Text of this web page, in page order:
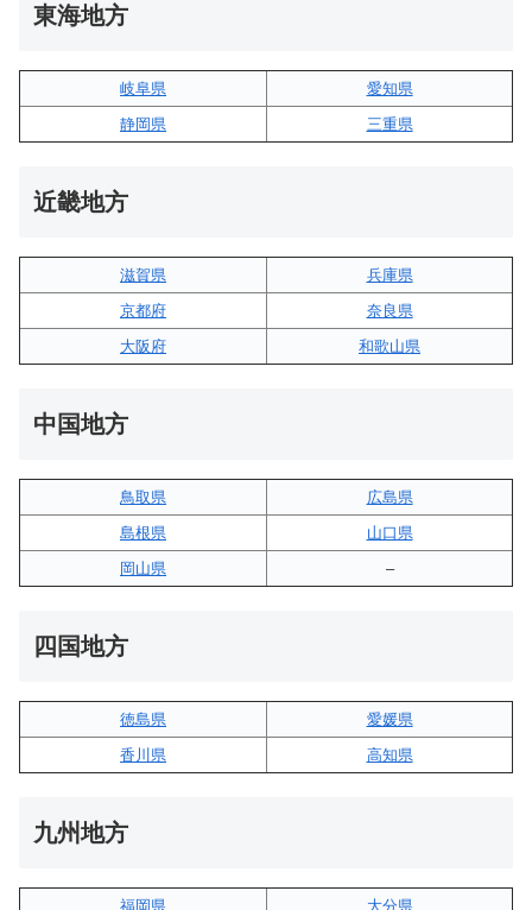
東海地方
岐阜県
愛知県
静岡県
三重県
近畿地方
滋賀県
兵庫県
京都府
奈良県
大阪府
和歌山県
中国地方
鳥取県
広島県
島根県
山口県
岡山県
–
四国地方
徳島県
愛媛県
香川県
高知県
九州地方
福岡県 大分県